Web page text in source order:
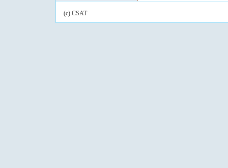
(c) CSAT